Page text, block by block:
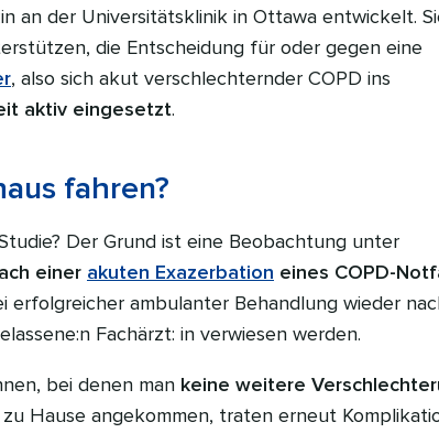
an der Universitätsklinik in Ottawa entwickelt.
die Entscheidung für oder gegen eine
, also sich akut verschlechternder COPD ins
aktiv eingesetzt.
fahren?
Der Grund ist eine Beobachtung unter
einer akuten Exazerbation eines COPD-
erfolgreicher ambulanter Behandlung wieder
Fachärzt: in verwiesen werden.
bei denen man keine weitere
Hause angekommen, traten erneut